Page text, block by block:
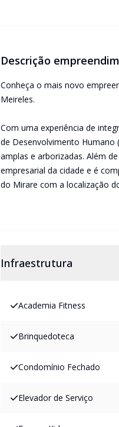
Descrição
Conheça o mais novo
Meireles.
Com uma experiência de
de Desenvolvimento Humano
amplas e arborizadas. Além
empresarial da cidade e é
do Mirare com a localização
Infraestrutura
Academia Fitness
Brinquedoteca
Condomínio Fechado
Elevador de Serviço